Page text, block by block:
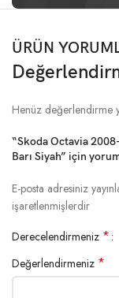
ÜRÜN
Henüz değerlendirme
“Skoda Octavia
Barı Siyah” için
E-posta adresiniz
işaretlenmişlerdir
Derecelendirmeniz *
Değerlendirmeniz *